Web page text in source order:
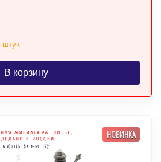
штук
В корзину
НОВИНКА